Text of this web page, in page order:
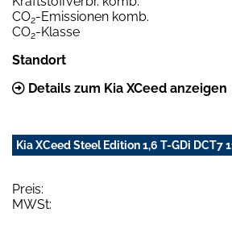
CO2-Emissionen komb.
CO2-Klasse
Standort
Details zum Kia XCeed anzeigen
Kia XCeed Steel Edition 1,6 T-GDi DCT7
Preis:
MWSt: